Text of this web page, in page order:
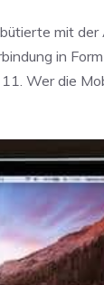
mit
in
Wer die